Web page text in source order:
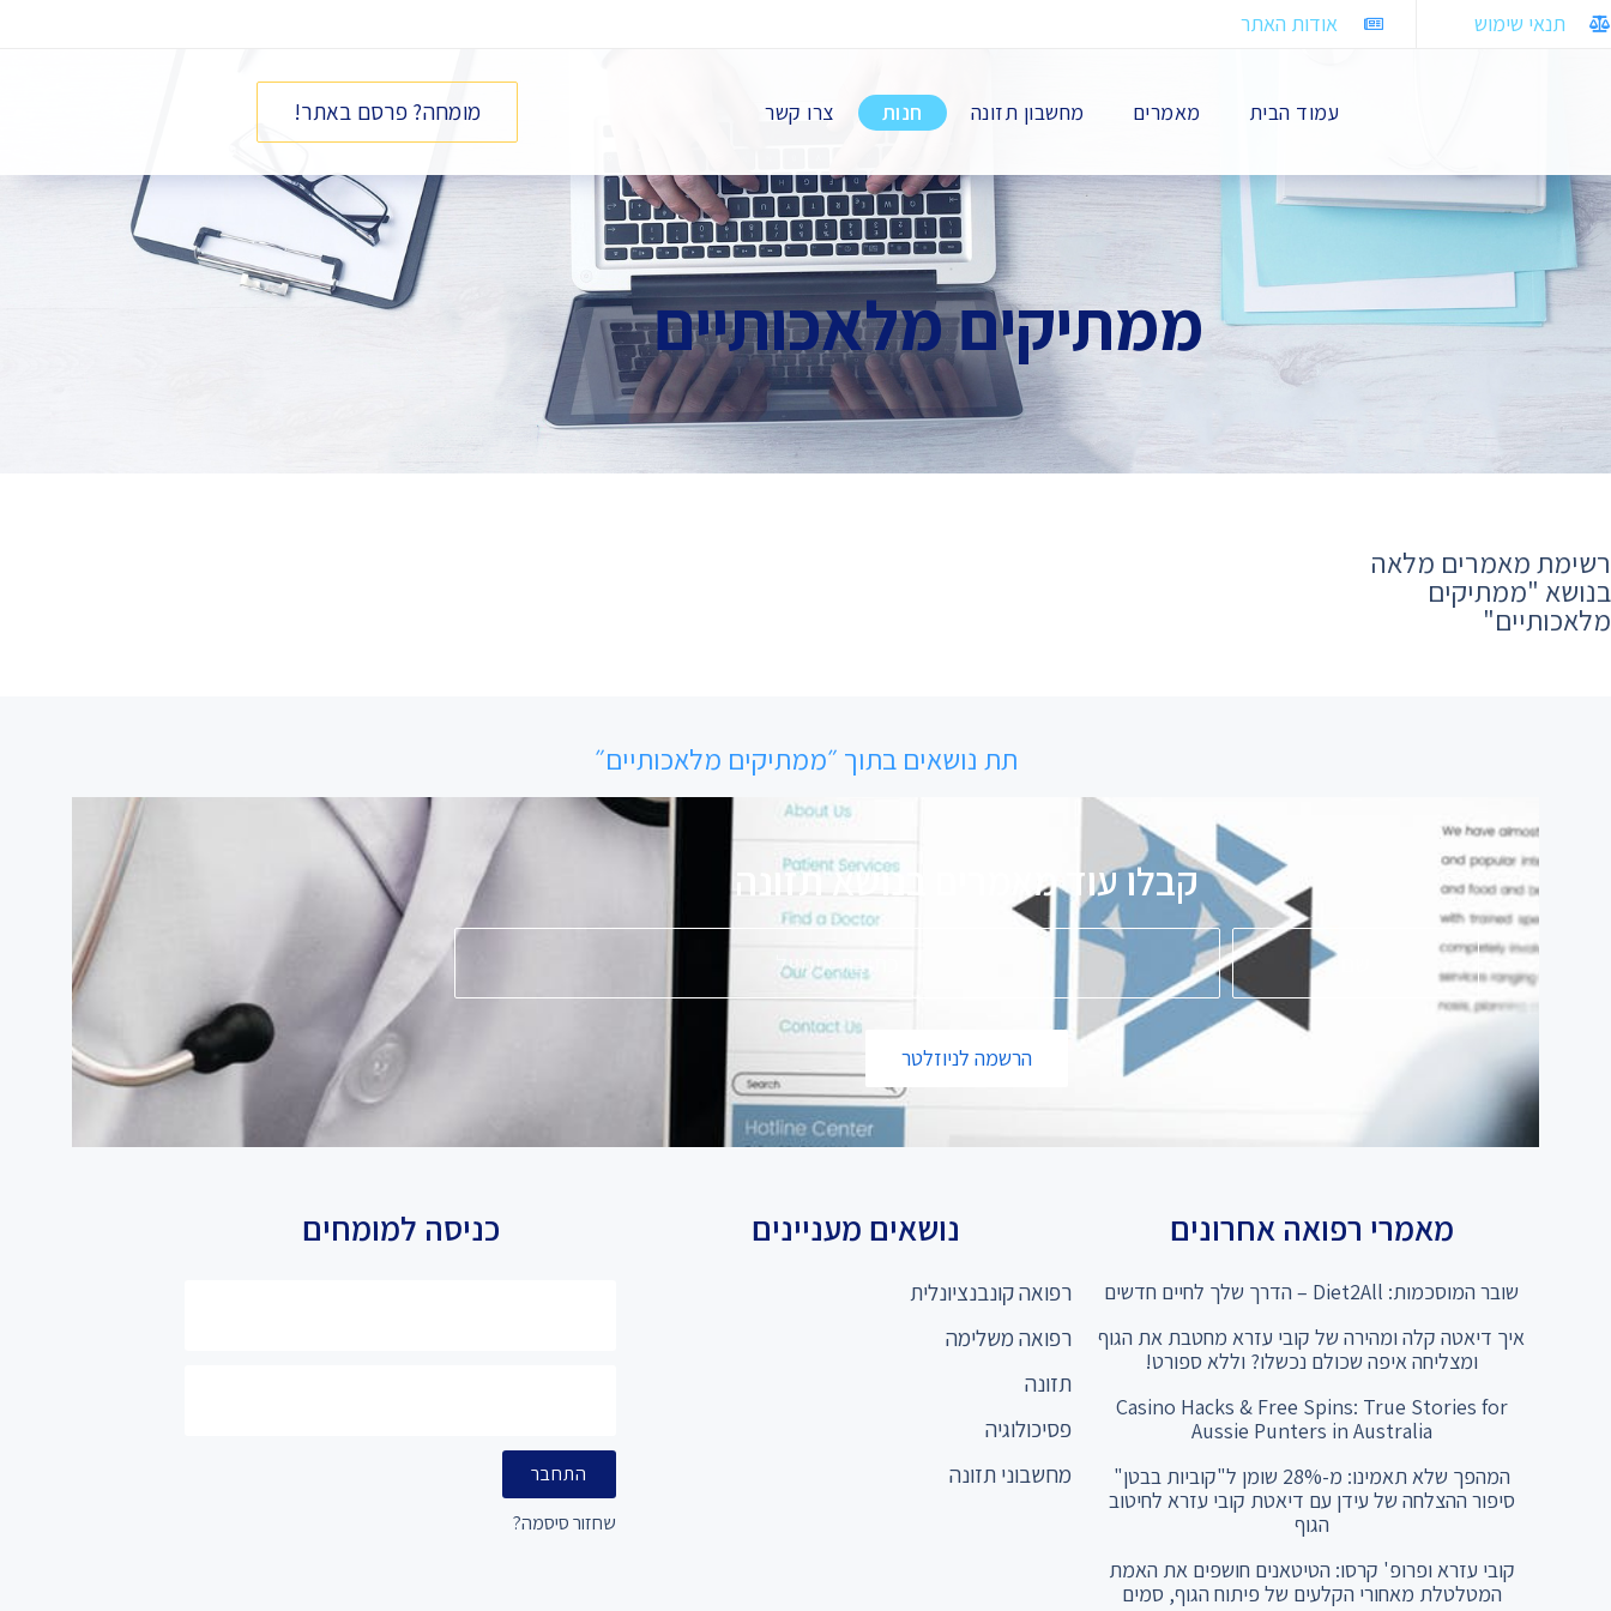
תנאי שימוש אודות האתר
עמוד הבית מאמרים מחשבון תזונה חנות צרו קשר מומחה? פרסם באתר!
ממתיקים מלאכותיים
רשימת מאמרים מלאה
בנושא ​"ממתיקים
מלאכותיים"
תת נושאים בתוך ״ממתיקים מלאכותיים״
קבלו עוד מאמרים בנושאתזונה
הרשמה לניוזלטר
מאמרי רפואה אחרונים
שובר המוסכמות: Diet2All – הדרך שלך לחיים חדשים
איך דיאטה קלה ומהירה של קובי עזרא מחטבת את הגוף
ומצליחה איפה שכולם נכשלו? וללא ספורט!
Casino Hacks & Free Spins: True Stories for
Aussie Punters in Australia
המהפך שלא תאמינו: מ-28% שומן ל"קוביות בבטן"
סיפור ההצלחה של עידן עם דיאטת קובי עזרא לחיטוב
הגוף
קובי עזרא ופרופ' קרסו: הטיטאנים חושפים את האמת
המטלטלת מאחורי הקלעים של פיתוח הגוף, סמים
נושאים מעניינים
רפואה קונבנציונלית
רפואה משלימה
תזונה
פסיכולוגיה
מחשבוני תזונה
כניסה למומחים
התחבר
שחזור סיסמה?